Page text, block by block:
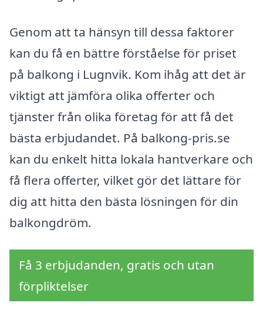
Genom att ta hänsyn till dessa faktorer
kan du få en bättre förståelse för priset
på balkong i Lugnvik. Kom ihåg att det är
viktigt att jämföra olika offerter och
tjänster från olika företag för att få det
bästa erbjudandet. På balkong-pris.se
kan du enkelt hitta lokala hantverkare och
få flera offerter, vilket gör det lättare för
dig att hitta den bästa lösningen för din
balkongdröm.
Få 3 erbjudanden, gratis och utan
förpliktelser